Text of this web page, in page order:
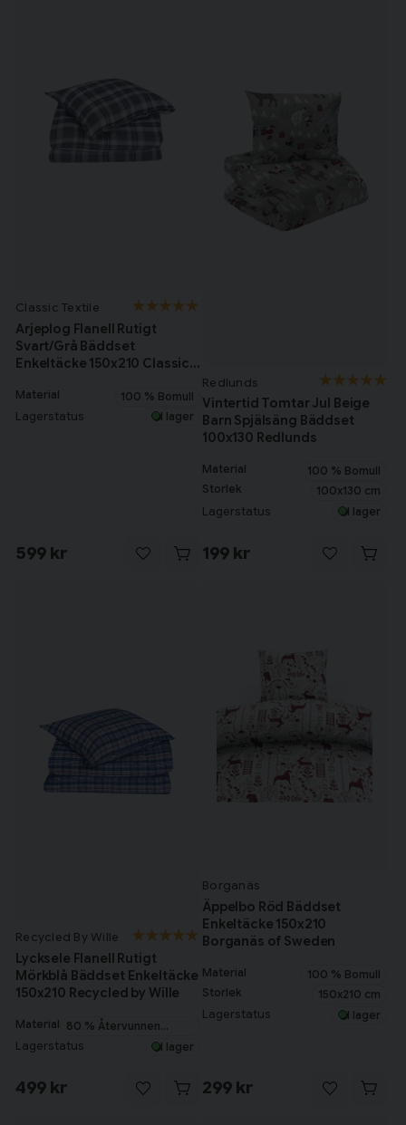
Classic Textile
Arjeplog Flanell Rutigt
Svart/Grå Bäddset
Enkeltäcke 150x210 Classic
Material 100 % Bomull
Lagerstatus I lager
599 kr
Redlunds
Vintertid Tomtar Jul Beige
Barn Spjälsäng Bäddset
100x130 Redlunds
Material
100 % Bomull
Storlek
100x130 cm
Lagerstatus I lager
199 kr
Recycled By Wille
Lycksele Flanell Rutigt
Mörkblå Bäddset Enkeltäcke
150x210 Recycled by Wille
Material 80 % Återvunnen
Bomull
Lagerstatus I lager
499 kr
Borganäs
Äppelbo Röd Bäddset
Enkeltäcke 150x210
Borganäs of Sweden
Material
100 % Bomull
Storlek
150x210 cm
Lagerstatus I lager
299 kr